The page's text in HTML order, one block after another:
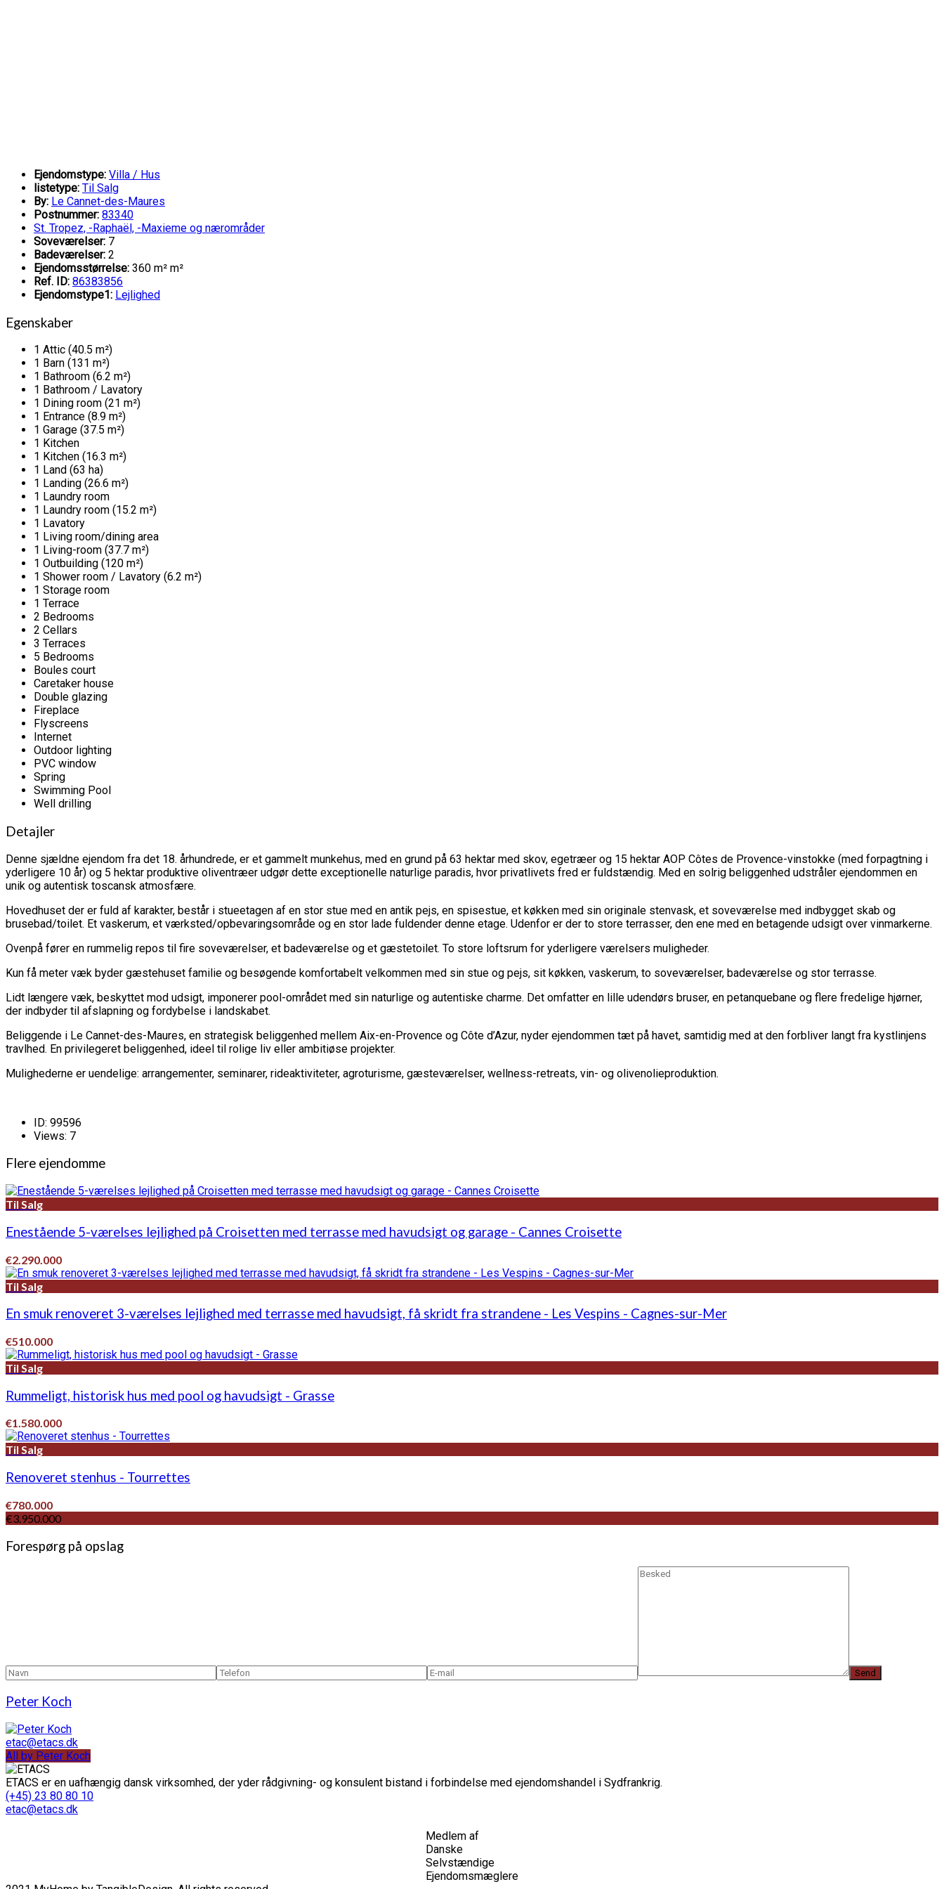
Ejendomstype: Villa / Hus
listetype: Til Salg
By: Le Cannet-des-Maures
Postnummer: 83340
St. Tropez, -Raphaël, -Maxieme og nærområder
Soveværelser: 7
Badeværelser: 2
Ejendomsstørrelse: 360 m² m²
Ref. ID: 86383856
Ejendomstype1: Lejlighed
Egenskaber
1 Attic (40.5 m²)
1 Barn (131 m²)
1 Bathroom (6.2 m²)
1 Bathroom / Lavatory
1 Dining room (21 m²)
1 Entrance (8.9 m²)
1 Garage (37.5 m²)
1 Kitchen
1 Kitchen (16.3 m²)
1 Land (63 ha)
1 Landing (26.6 m²)
1 Laundry room
1 Laundry room (15.2 m²)
1 Lavatory
1 Living room/dining area
1 Living-room (37.7 m²)
1 Outbuilding (120 m²)
1 Shower room / Lavatory (6.2 m²)
1 Storage room
1 Terrace
2 Bedrooms
2 Cellars
3 Terraces
5 Bedrooms
Boules court
Caretaker house
Double glazing
Fireplace
Flyscreens
Internet
Outdoor lighting
PVC window
Spring
Swimming Pool
Well drilling
Detajler
Denne sjældne ejendom fra det 18. århundrede, er et gammelt munkehus, med en grund på 63 hektar med skov, egetræer og 15 hektar AOP Côtes de Provence-vinstokke (med forpagtning i
yderligere 10 år) og 5 hektar produktive oliventræer udgør dette exceptionelle naturlige paradis, hvor privatlivets fred er fuldstændig. Med en solrig beliggenhed udstråler ejendommen en
unik og autentisk toscansk atmosfære.
Hovedhuset der er fuld af karakter, består i stueetagen af en stor stue med en antik pejs, en spisestue, et køkken med sin originale stenvask, et soveværelse med indbygget skab og
brusebad/toilet. Et vaskerum, et værksted/opbevaringsområde og en stor lade fuldender denne etage. Udenfor er der to store terrasser, den ene med en betagende udsigt over vinmarkerne.
Ovenpå fører en rummelig repos til fire soveværelser, et badeværelse og et gæstetoilet. To store loftsrum for yderligere værelsers muligheder.
Kun få meter væk byder gæstehuset familie og besøgende komfortabelt velkommen med sin stue og pejs, sit køkken, vaskerum, to soveværelser, badeværelse og stor terrasse.
Lidt længere væk, beskyttet mod udsigt, imponerer pool-området med sin naturlige og autentiske charme. Det omfatter en lille udendørs bruser, en petanquebane og flere fredelige hjørner,
der indbyder til afslapning og fordybelse i landskabet.
Beliggende i Le Cannet-des-Maures, en strategisk beliggenhed mellem Aix-en-Provence og Côte d’Azur, nyder ejendommen tæt på havet, samtidig med at den forbliver langt fra kystlinjens
travlhed. En privilegeret beliggenhed, ideel til rolige liv eller ambitiøse projekter.
Mulighederne er uendelige: arrangementer, seminarer, rideaktiviteter, agroturisme, gæsteværelser, wellness-retreats, vin- og olivenolieproduktion.
ID: 99596
Views: 7
Flere ejendomme
Til Salg
Enestående 5-værelses lejlighed på Croisetten med terrasse med havudsigt og garage - Cannes Croisette
€2.290.000
Til Salg
En smuk renoveret 3-værelses lejlighed med terrasse med havudsigt, få skridt fra strandene - Les Vespins - Cagnes-sur-Mer
€510.000
Til Salg
Rummeligt, historisk hus med pool og havudsigt - Grasse
€1.580.000
Til Salg
Renoveret stenhus - Tourrettes
€780.000
€3.950.000
Forespørg på opslag
Peter Koch
etac@etacs.dk
All by Peter Koch
ETACS er en uafhængig dansk virksomhed, der yder rådgivning- og konsulent bistand i forbindelse med ejendomshandel i Sydfrankrig.
(+45) 23 80 80 10
etac@etacs.dk
Medlem af
Danske
Selvstændige
Ejendomsmæglere